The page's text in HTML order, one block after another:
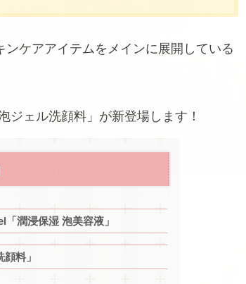
ンケアアイテムをメインに展開している
ジェル洗顔料」が新登場します！
潤浸保湿 泡美容液」
料」